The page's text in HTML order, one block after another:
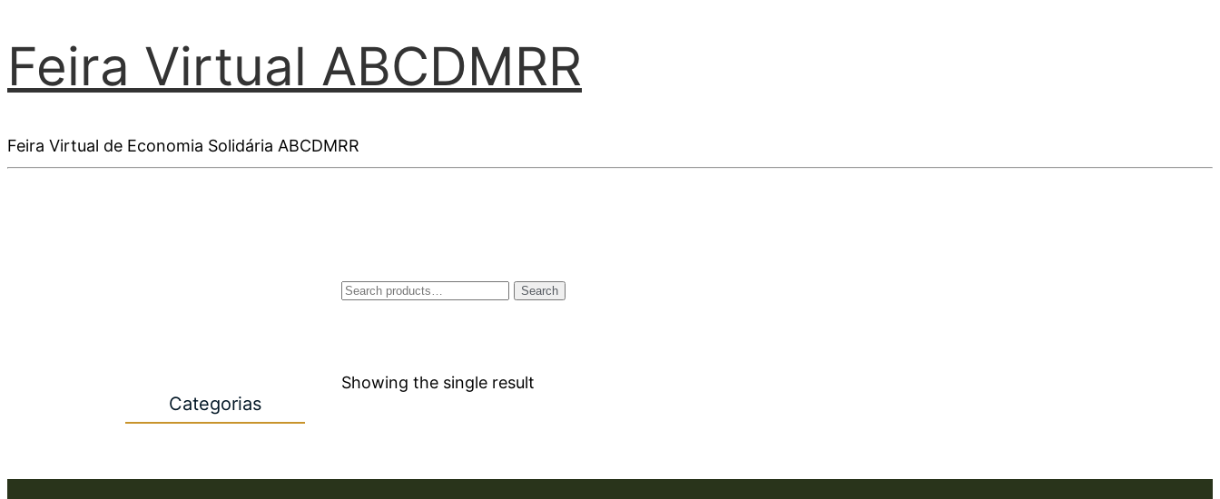
Feira Virtual ABCDMRR
Feira Virtual de Economia Solidária ABCDMRR
Categorias
Search
Showing the single result